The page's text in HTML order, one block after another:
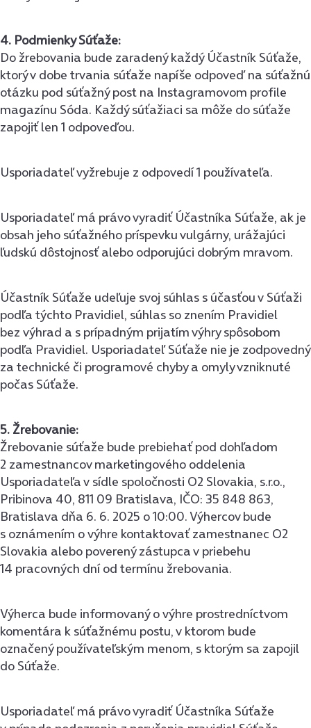
4. Podmienky Súťaže:
Do žrebovania bude zaradený každý Účastník Súťaže,
ktorý v dobe trvania súťaže napíše odpoveď na súťažnú
otázku pod súťažný post na Instagramovom profile
magazínu Sóda. Každý súťažiaci sa môže do súťaže
zapojiť len 1 odpoveďou.
Usporiadateľ vyžrebuje z odpovedí 1 používateľa.
Usporiadateľ má právo vyradiť Účastníka Súťaže, ak je
obsah jeho súťažného príspevku vulgárny, urážajúci
ľudskú dôstojnosť alebo odporujúci dobrým mravom.
Účastník Súťaže udeľuje svoj súhlas s účasťou v Súťaži
podľa týchto Pravidiel, súhlas so znením Pravidiel
bez výhrad a s prípadným prijatím výhry spôsobom
podľa Pravidiel. Usporiadateľ Súťaže nie je zodpovedný
za technické či programové chyby a omyly vzniknuté
počas Súťaže.
5. Žrebovanie:
Žrebovanie súťaže bude prebiehať pod dohľadom
2 zamestnancov marketingového oddelenia
Usporiadateľa v sídle spoločnosti O2 Slovakia, s.r.o.,
Pribinova 40, 811 09 Bratislava, IČO: 35 848 863,
Bratislava dňa 6. 6. 2025 o 10:00. Výhercov bude
s oznámením o výhre kontaktovať zamestnanec O2
Slovakia alebo poverený zástupca v priebehu
14 pracovných dní od termínu žrebovania.
Výherca bude informovaný o výhre prostredníctvom
komentára k súťažnému postu, v ktorom bude
označený používateľským menom, s ktorým sa zapojil
do Súťaže.
Usporiadateľ má právo vyradiť Účastníka Súťaže